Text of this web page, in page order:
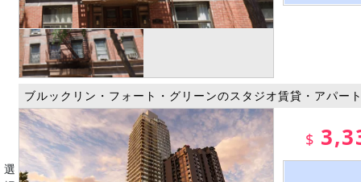
選
ブルックリン・フォート・グリーンのスタジオ賃貸・アパー
$